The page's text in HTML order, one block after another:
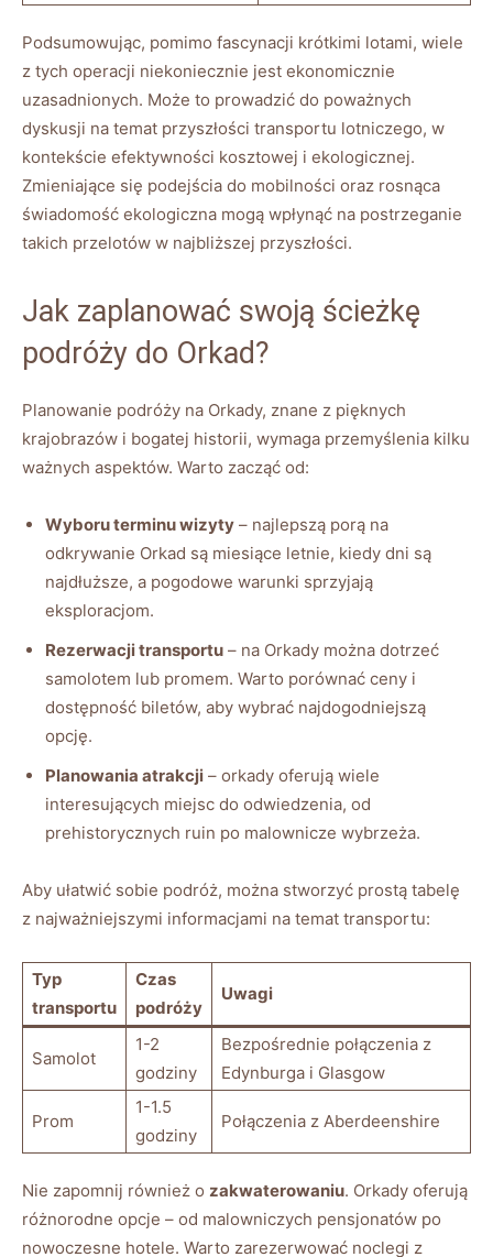
Podsumowując, pomimo fascynacji krótkimi lotami, wiele
z tych operacji niekoniecznie jest ekonomicznie
uzasadnionych. Może to prowadzić do poważnych
dyskusji na temat przyszłości transportu lotniczego, w
kontekście efektywności kosztowej i ekologicznej.
Zmieniające się podejścia do mobilności oraz rosnąca
świadomość ekologiczna mogą wpłynąć na postrzeganie
takich przelotów w najbliższej przyszłości.
Jak zaplanować swoją ścieżkę
podróży do Orkad?
Planowanie podróży na Orkady, znane z pięknych
krajobrazów i bogatej historii, wymaga przemyślenia kilku
ważnych aspektów. Warto zacząć od:
Wyboru terminu wizyty – najlepszą porą na
odkrywanie Orkad są miesiące letnie, kiedy dni są
najdłuższe, a pogodowe warunki sprzyjają
eksploracjom.
Rezerwacji transportu – na Orkady można dotrzeć
samolotem lub promem. Warto porównać ceny i
dostępność biletów, aby wybrać najdogodniejszą
opcję.
Planowania atrakcji – orkady oferują wiele
interesujących miejsc do odwiedzenia, od
prehistorycznych ruin po malownicze wybrzeża.
Aby ułatwić sobie podróż, można stworzyć prostą tabelę
z najważniejszymi informacjami na temat transportu:
Typ
transportu
Czas
podróży
Uwagi
Samolot
1-2
godziny
Bezpośrednie połączenia z
Edynburga i Glasgow
Prom
1-1.5
godziny
Połączenia z Aberdeenshire
Nie zapomnij również o zakwaterowaniu. Orkady oferują
różnorodne opcje – od malowniczych pensjonatów po
nowoczesne hotele. Warto zarezerwować noclegi z